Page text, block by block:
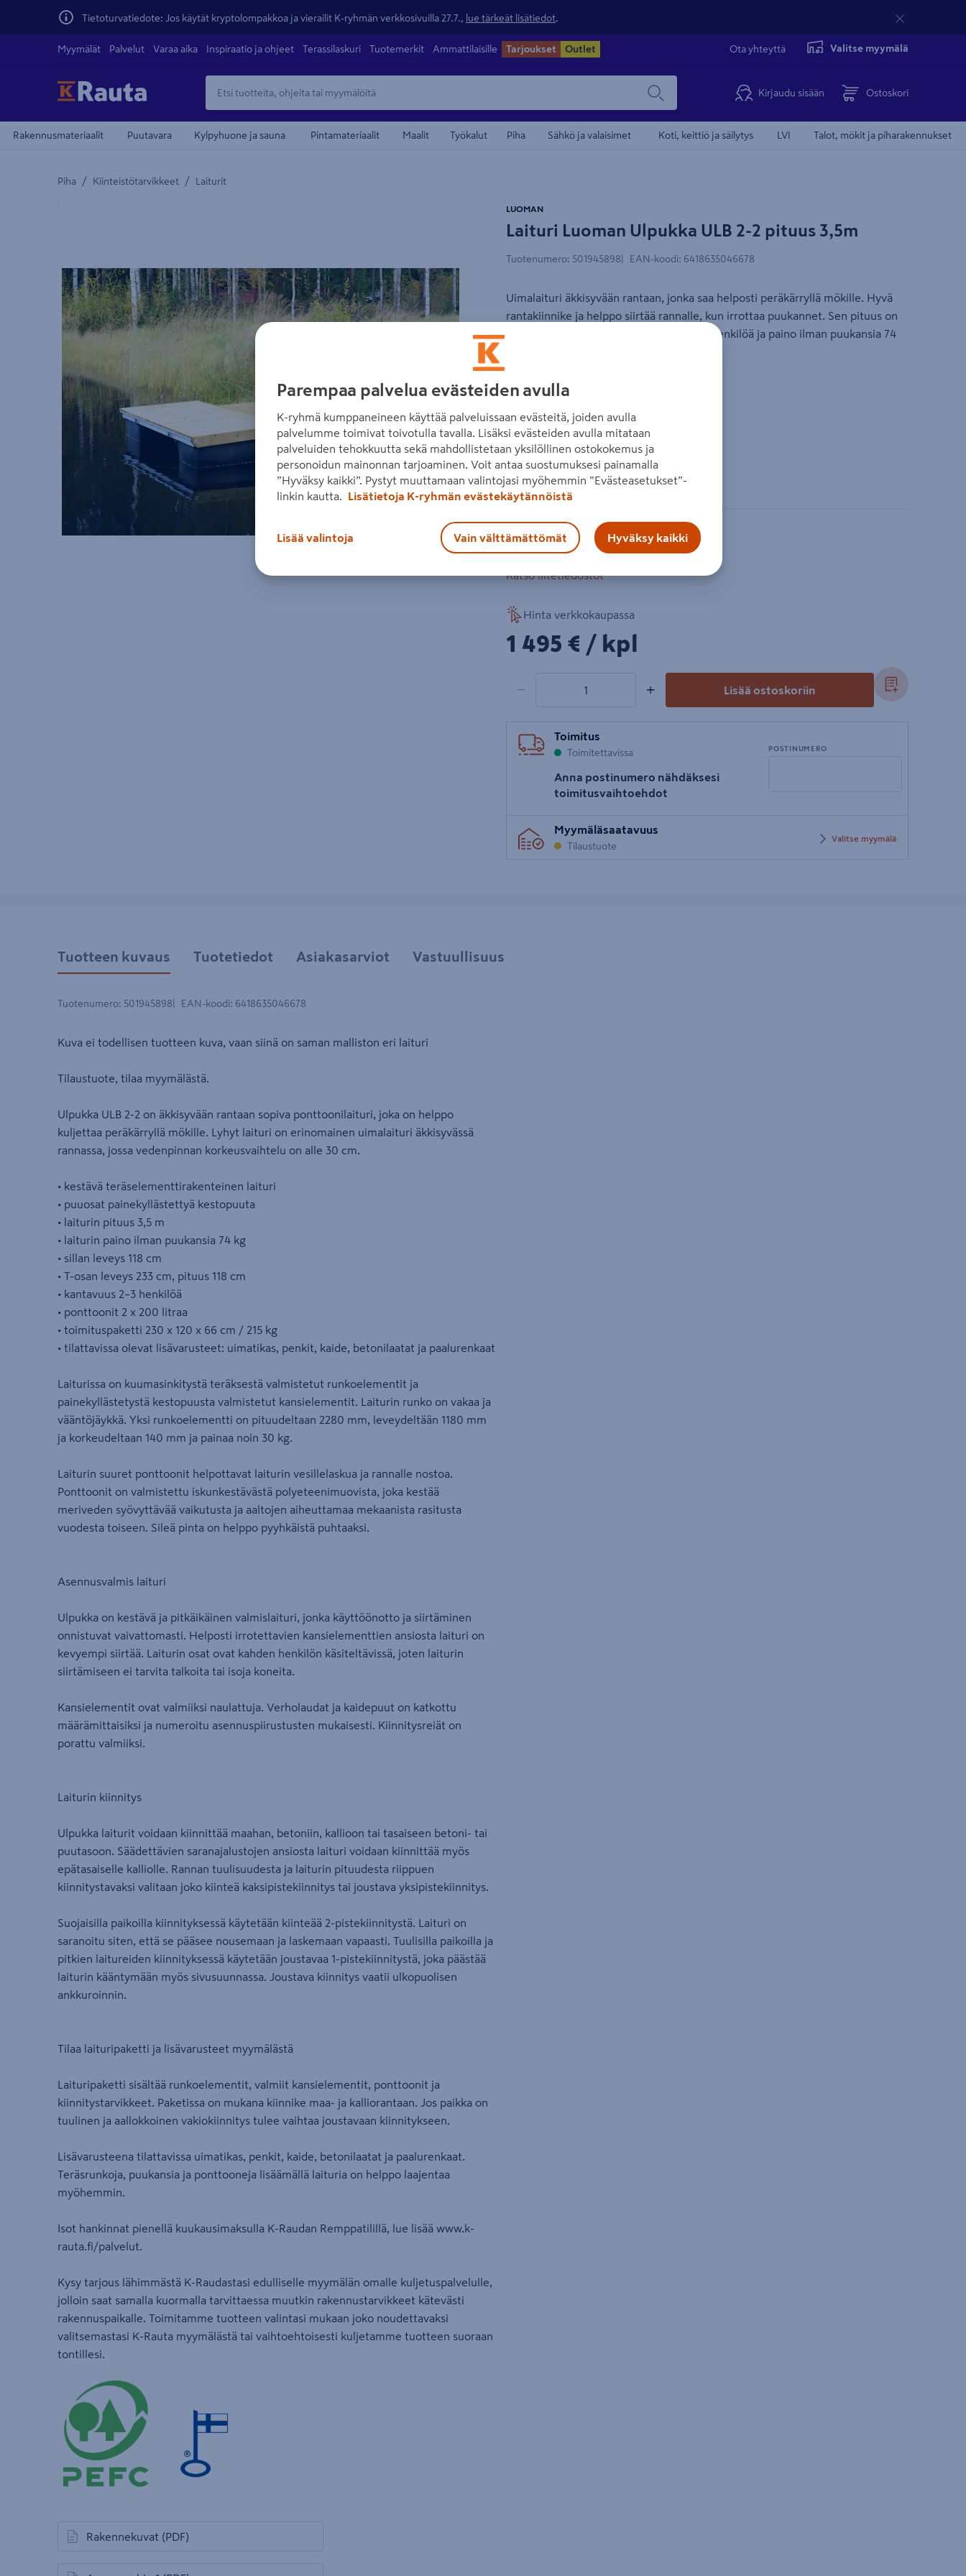
Tietoturvatiedote: Jos käytät kryptolompakkoa ja vierailit K-ryhmän verkkosivuilla 27.7., lue tärkeät lisätiedot
Myymälät Palvelut Varaa aika Inspiraatio ja ohjeet Terassilaskuri Tuotemerkit Ammattilaisille Tarjoukset Outlet Ota yhteyttä Valitse myymälä
Kirjaudu sisään Ostoskori
Rakennusmateriaalit Puutavara Kylpyhuone ja sauna Pintamateriaalit Maalit Työkalut Piha Sähkö ja valaisimet Koti, keittiö ja säilytys LVI Talot, mökit ja piharakennukset
Piha / Kiinteistötarvikkeet / Laiturit
Yksityiskohtainen kuvaus löytyy Tuotteen kuvaus -maamerkistä
Laituri Luoman Ulpukka ULB 2-2 pituus 3,5m
LUOMAN
Tuotenumero: 501945898 EAN-koodi: 6418635046678
Uimalaituri äkkisyvään rantaan, jonka saa helposti peräkärryllä mökille. Hyvä
rantakiinnike ja helppo siirtää rannalle, kun irrottaa puukannet. Sen pituus on
3,5 m, vesivaihtelu ±30 cm, kantavuus 2 henkilöä ja paino ilman puukansia 74
sillan leveys 118 cm
laituri ilman puukansia 74 kg
Lue koko tuotekuvaus
Katso vastuullisuustiedot
Katso liitetiedostot
Hinta verkkokaupassa
1495€/kpl
1 495 € / kpl
− + Lisää ostoskoriin
Toimitus
Toimitettavissa
Anna postinumero nähdäksesi
toimitusvaihtoehdot
POSTINUMERO
postinumero
Myymäläsaatavuus
Tilaustuote
Valitse myymälä
Tuotteen kuvaus Tuotetiedot Asiakasarviot Vastuullisuus
Tuotenumero: 501945898 EAN-koodi: 6418635046678
Kuva ei todellisen tuotteen kuva, vaan siinä on saman malliston eri laituri
Tilaustuote, tilaa myymälästä.
Ulpukka ULB 2-2 on äkkisyvään rantaan sopiva ponttoonilaituri, joka on helppo
kuljettaa peräkärryllä mökille. Lyhyt laituri on erinomainen uimalaituri äkkisyvässä
rannassa, jossa vedenpinnan korkeusvaihtelu on alle 30 cm.
• kestävä teräselementtirakenteinen laituri
• puuosat painekyllästettyä kestopuuta
• laiturin pituus 3,5 m
• laiturin paino ilman puukansia 74 kg
• sillan leveys 118 cm
• T-osan leveys 233 cm, pituus 118 cm
• kantavuus 2–3 henkilöä
• ponttoonit 2 x 200 litraa
• toimituspaketti 230 x 120 x 66 cm / 215 kg
• tilattavissa olevat lisävarusteet: uimatikas, penkit, kaide, betonilaatat ja paalurenkaat
Laiturissa on kuumasinkitystä teräksestä valmistetut runkoelementit ja
painekyllästetystä kestopuusta valmistetut kansielementit. Laiturin runko on vakaa ja
vääntöjäykkä. Yksi runkoelementti on pituudeltaan 2280 mm, leveydeltään 1180 mm
ja korkeudeltaan 140 mm ja painaa noin 30 kg.
Laiturin suuret ponttoonit helpottavat laiturin vesillelaskua ja rannalle nostoa.
Ponttoonit on valmistettu iskunkestävästä polyeteenimuovista, joka kestää
meriveden syövyttävää vaikutusta ja aaltojen aiheuttamaa mekaanista rasitusta
vuodesta toiseen. Sileä pinta on helppo pyyhkäistä puhtaaksi.
Asennusvalmis laituri
Ulpukka on kestävä ja pitkäikäinen valmislaituri, jonka käyttöönotto ja siirtäminen
onnistuvat vaivattomasti. Helposti irrotettavien kansielementtien ansiosta laituri on
kevyempi siirtää. Laiturin osat ovat kahden henkilön käsiteltävissä, joten laiturin
siirtämiseen ei tarvita talkoita tai isoja koneita.
Kansielementit ovat valmiiksi naulattuja. Verholaudat ja kaidepuut on katkottu
määrämittaisiksi ja numeroitu asennuspiirustusten mukaisesti. Kiinnitysreiät on
porattu valmiiksi.
Laiturin kiinnitys
Ulpukka laiturit voidaan kiinnittää maahan, betoniin, kallioon tai tasaiseen betoni- tai
puutasoon. Säädettävien saranajalustojen ansiosta laituri voidaan kiinnittää myös
epätasaiselle kalliolle. Rannan tuulisuudesta ja laiturin pituudesta riippuen
kiinnitystavaksi valitaan joko kiinteä kaksipistekiinnitys tai joustava yksipistekiinnitys.
Suojaisilla paikoilla kiinnityksessä käytetään kiinteää 2-pistekiinnitystä. Laituri on
saranoitu siten, että se pääsee nousemaan ja laskemaan vapaasti. Tuulisilla paikoilla ja
pitkien laitureiden kiinnityksessä käytetään joustavaa 1-pistekiinnitystä, joka päästää
laiturin kääntymään myös sivusuunnassa. Joustava kiinnitys vaatii ulkopuolisen
ankkuroinnin.
Tilaa laituripaketti ja lisävarusteet myymälästä
Laituripaketti sisältää runkoelementit, valmiit kansielementit, ponttoonit ja
kiinnitystarvikkeet. Paketissa on mukana kiinnike maa- ja kalliorantaan. Jos paikka on
tuulinen ja aallokkoinen vakiokiinnitys tulee vaihtaa joustavaan kiinnitykseen.
Lisävarusteena tilattavissa uimatikas, penkit, kaide, betonilaatat ja paalurenkaat.
Teräsrunkoja, puukansia ja ponttooneja lisäämällä laituria on helppo laajentaa
myöhemmin.
Isot hankinnat pienellä kuukausimaksulla K-Raudan Remppatilillä, lue lisää www.k-
rauta.fi/palvelut.
Kysy tarjous lähimmästä K-Raudastasi edulliselle myymälän omalle kuljetuspalvelulle,
jolloin saat samalla kuormalla tarvittaessa muutkin rakennustarvikkeet kätevästi
rakennuspaikalle. Toimitamme tuotteen valintasi mukaan joko noudettavaksi
valitsemastasi K-Rauta myymälästä tai vaihtoehtoisesti kuljetamme tuotteen suoraan
tontillesi.
Rakennekuvat (PDF)
avautuu uuteen välilehteen
Parempaa palvelua evästeiden avulla
K-ryhmä kumppaneineen käyttää palveluissaan evästeitä, joiden avulla
palvelumme toimivat toivotulla tavalla. Lisäksi evästeiden avulla mitataan
palveluiden tehokkuutta sekä mahdollistetaan yksilöllinen ostokokemus ja
personoidun mainonnan tarjoaminen. Voit antaa suostumuksesi painamalla
”Hyväksy kaikki”. Pystyt muuttamaan valintojasi myöhemmin ”Evästeasetukset”-
linkin kautta.
Lisätietoja K-ryhmän evästekäytännöistä
Lisää valintoja Vain välttämättömät Hyväksy kaikki